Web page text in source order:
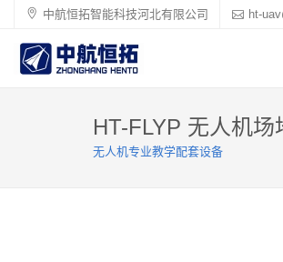
中航恒拓智能科技河北有限公司 ht-
HT-FLYP 无人机场
无人机专业教学配套设备